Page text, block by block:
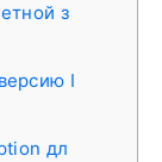
з
I
дл